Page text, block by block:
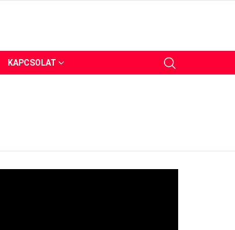
KAPCSOLAT